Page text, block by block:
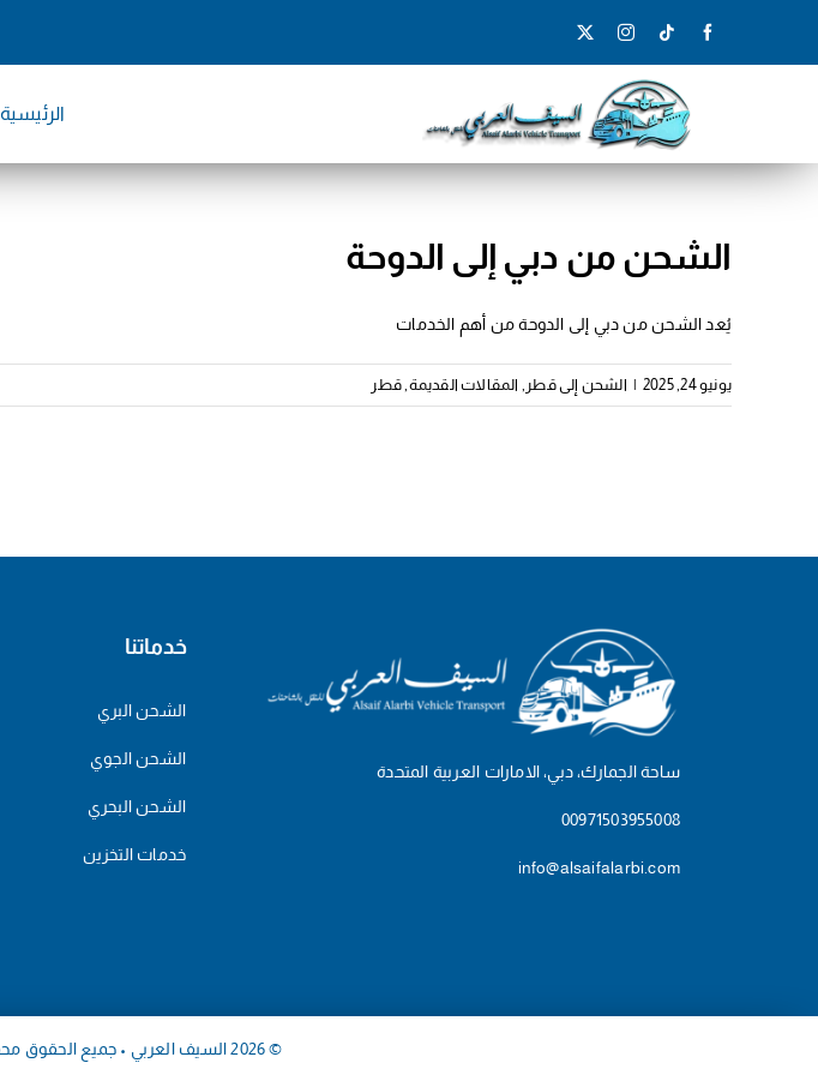
الرئيسية
الشحن من دبي إلى الدوحة
يُعد الشحن من دبي إلى الدوحة من أهم الخدمات
يونيو 24, 2025 | الشحن إلى قطر , المقالات القديمة,قطر
ساحة الجمارك، دبي، الامارات العربية المتحدة
00971503955008
info@alsaifalarbi.com
خدماتنا
الشحن البري
الشحن الجوي
الشحن البحري
خدمات التخزين
© 2026 السيف العربي • جميع الحقوق محفوظة • تم التطوير بواسطة